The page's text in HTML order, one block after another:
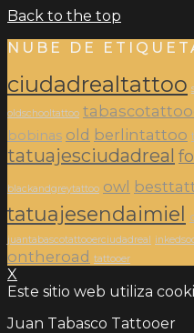
Back to the top
NUBE DE
ciudadrealtattoo
oldschooltattoo
bobinas old berlintattoo
tatuajesciudadreal
blackandgreytattoo owl
tatuajesendaimiel
juantabascotattooerciudadreal
ontheroad tattooer
X
Este sitio web utiliza
Juan Tabasco Tattooer